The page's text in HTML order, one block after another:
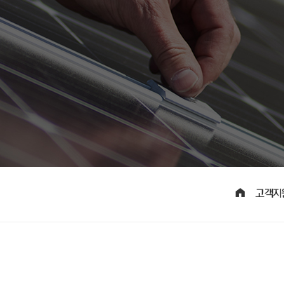
고객지